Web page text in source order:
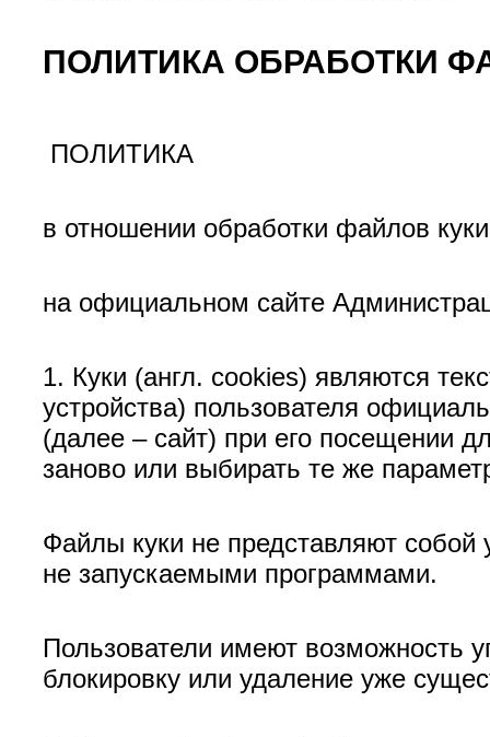
ПОЛИТИКА ОБРАБОТКИ
ПОЛИТИКА
в отношении обработки файлов куки
на официальном сайте
1. Куки (англ. cookies) являются
устройства) пользователя
(далее – сайт) при его посещении
заново или выбирать те же
Файлы куки не представляют собой
не запускаемыми программами.
Пользователи имеют возможность
блокировку или удаление уже